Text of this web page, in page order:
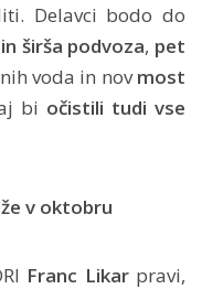
Delavci bodo do
širša podvoza, pet
voda in novmost
bi očistili tudi vse
v oktobru
Franc Likarpravi,